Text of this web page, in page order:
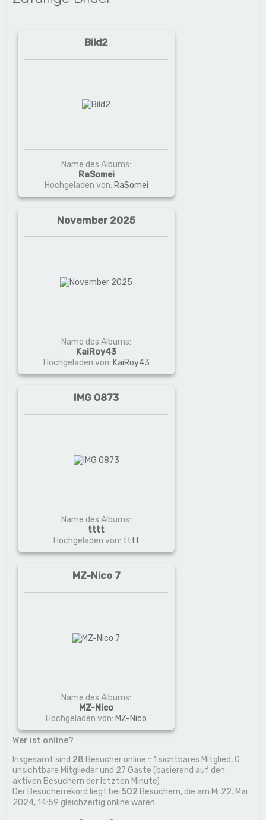
Bild2
Name des Albums:
RaSomei
Hochgeladen von: RaSomei
November 2025
Name des Albums:
KaiRoy43
Hochgeladen von: KaiRoy43
IMG 0873
Name des Albums:
tttt
Hochgeladen von: tttt
MZ-Nico 7
Name des Albums:
MZ-Nico
Hochgeladen von: MZ-Nico
Wer ist online?
Insgesamt sind 28 Besucher online :: 1 sichtbares Mitglied, 0
unsichtbare Mitglieder und 27 Gäste (basierend auf den
aktiven Besuchern der letzten Minute)
Der Besucherrekord liegt bei502 Besuchern, die am Mi 22. Mai
2024, 14:59 gleichzeitig online waren.